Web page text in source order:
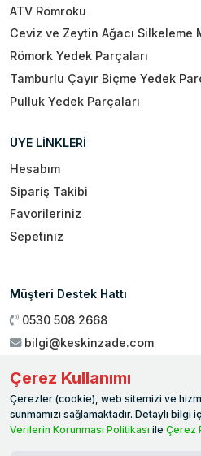
ATV Römroku
Ceviz ve Zeytin Ağacı Silkeleme
Römork Yedek Parçaları
Tamburlu Çayır Biçme Yedek
Pulluk Yedek Parçaları
ÜYE LİNKLERİ
Hesabım
Sipariş Takibi
Favorileriniz
Sepetiniz
Müşteri Destek Hattı
0530 508 2668
bilgi@keskinzade.com
Genel Merkez: Yükseliş Mah.
Ballıca / SAMSUN
Çerez Kullanımı
Çerezler (cookie), web sitemizi ve
sunmamızı sağlamaktadır. Detaylı bilgi
Verilerin Korunması Politikası ile Çerez